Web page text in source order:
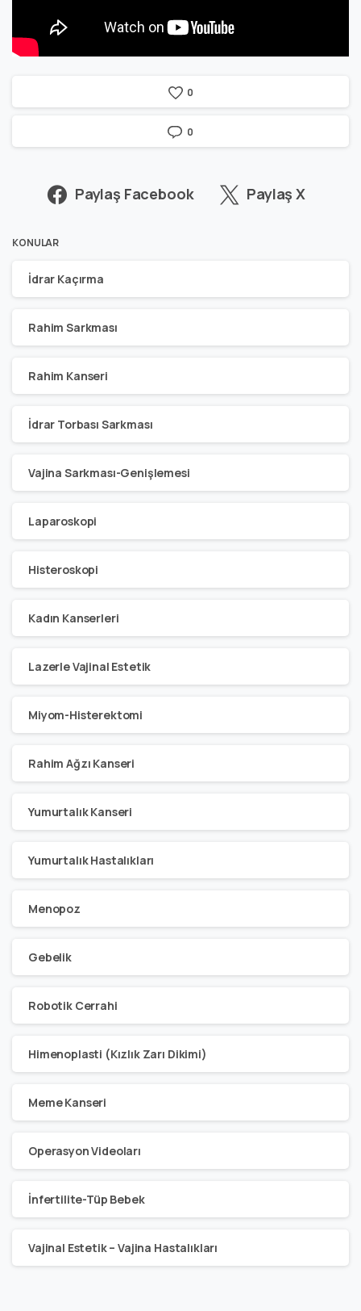
0
0
Paylaş Facebook Paylaş X
KONULAR
İdrar Kaçırma
Rahim Sarkması
Rahim Kanseri
İdrar Torbası Sarkması
Vajina Sarkması-Genişlemesi
Laparoskopi
Histeroskopi
Kadın Kanserleri
Lazerle Vajinal Estetik
Miyom-Histerektomi
Rahim Ağzı Kanseri
Yumurtalık Kanseri
Yumurtalık Hastalıkları
Menopoz
Gebelik
Robotik Cerrahi
Himenoplasti (Kızlık Zarı Dikimi)
Meme Kanseri
Operasyon Videoları
İnfertilite-Tüp Bebek
Vajinal Estetik – Vajina Hastalıkları